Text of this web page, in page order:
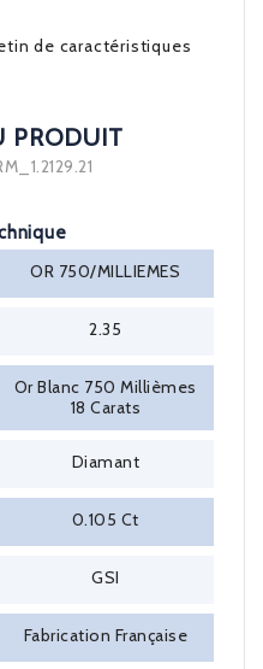
de caractéristiques
PRODUIT
OR 750/MILLIEMES
2.35
Or Blanc 750 Millièmes
18 Carats
Diamant
0.105 Ct
GSI
Fabrication Française